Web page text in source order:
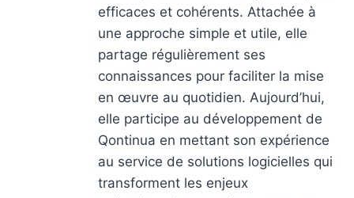
efficaces et cohérents. Attachée à
une approche simple et utile, elle
partage régulièrement ses
connaissances pour faciliter la mise
en œuvre au quotidien. Aujourd’hui,
elle participe au développement de
Qontinua en mettant son expérience
au service de solutions logicielles qui
transforment les enjeux